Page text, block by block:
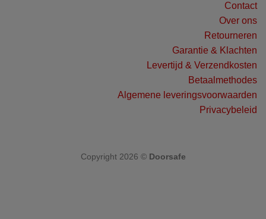
Contact
Over ons
Retourneren
Garantie & Klachten
Levertijd & Verzendkosten
Betaalmethodes
Algemene leveringsvoorwaarden
Privacybeleid
Copyright 2026 © Doorsafe